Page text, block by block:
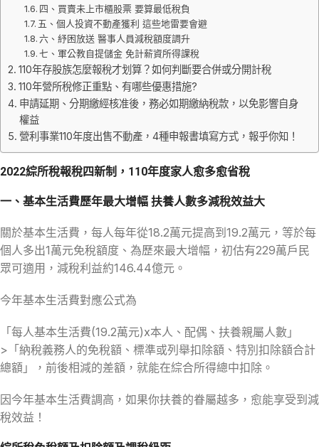
四、買賣未上市櫃股票 要算最低稅負
五、個人投資不動產獲利 這些地雷要會避
六、紓困放送 醫事人員減稅額度調升
七、軍公教自提儲金 免計薪資所得課稅
110年存股族怎麼報稅才划算？如何判斷要合併或分開計稅
110年營所稅修正重點、有哪些優惠措施?
申請延期、分期繳經核准後，務必如期繳納稅款，以免影響自身
權益
營利事業110年度出售不動產，4種申報書填寫方式，報乎你知！
2022綜所稅報稅四新制，110年度家人愈多愈省稅
一、基本生活費歷年最大增幅 扶養人數多減稅效益大
關於基本生活費，每人每年從18.2萬元提高到19.2萬元，等於每
個人多出1萬元免稅額度、為歷來最大增幅，初估有229萬戶民
眾可適用，減稅利益約146.44億元。
今年基本生活費對應公式為
「每人基本生活費(19.2萬元)x本人、配偶、扶養親屬人數」
>「納稅義務人的免稅額、標準或列舉扣除額、特別扣除額合計
總額」，前後相減的差額，就能在綜合所得總中扣除。
因今年基本生活費調高，如果你扶養的眷屬越多，愈能享受到減
稅效益！